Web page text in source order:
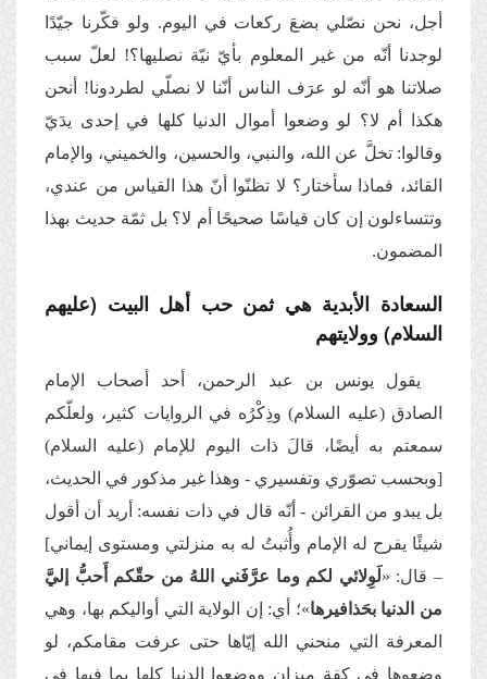
أجل، نحن نصّلي بضعَ ركعات في اليوم. ولو فكّرنا جيّدًا
لوجدنا أنّه من غير المعلوم بأيّ نيّة نصليها؟! لعلّ سبب
صلاتنا هو أنّه لو عرَف الناس أنّنا لا نصلّي لطردونا! أنحن
هكذا أم لا؟ لو وضعوا أموال الدنيا كلها في إحدى يدَيّ
وقالوا: تخلَّ عن الله، والنبي، والحسين، والخميني، والإمام
القائد، فماذا سأختار؟ لا تظنّوا أنّ هذا القياس من عندي،
وتتساءلون إن كان قياسًا صحيحًا أم لا؟ بل ثمّة حديث بهذا
المضمون.
السعادة الأبدية هي ثمن حب أهل البيت (عليهم
السلام) وولايتهم
يقول يونس بن عبد الرحمن، أحد أصحاب الإمام
الصادق (عليه السلام) وذِكْرُه في الروايات كثير، ولعلّكم
سمعتم به أيضًا، قالَ ذات اليوم للإمام (عليه السلام)
[وبحسب تصوّري وتفسيري - وهذا غير مذكور في الحديث،
بل يبدو من القرائن - أنّه قال في ذات نفسه: أريد أن أقول
شيئًا يفرح له الإمام وأُثبتُ له به منزلتي ومستوى إيماني]
– قال: «لَوِلائي‏ لكم‏ وما عرَّفَني اللهُ من حقّكم أَحبُّ إليَّ
من الدنيا بحَذافیرها»؛ أي: إن الولاية التي أواليكم بها، وهي
المعرفة التي منحني الله إيّاها حتى عرفت مقامكم، لو
وضعوها في كفة ميزان ووضعوا الدنيا كلها بما فيها في